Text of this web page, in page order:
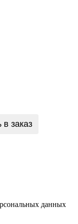
в заказ
данных